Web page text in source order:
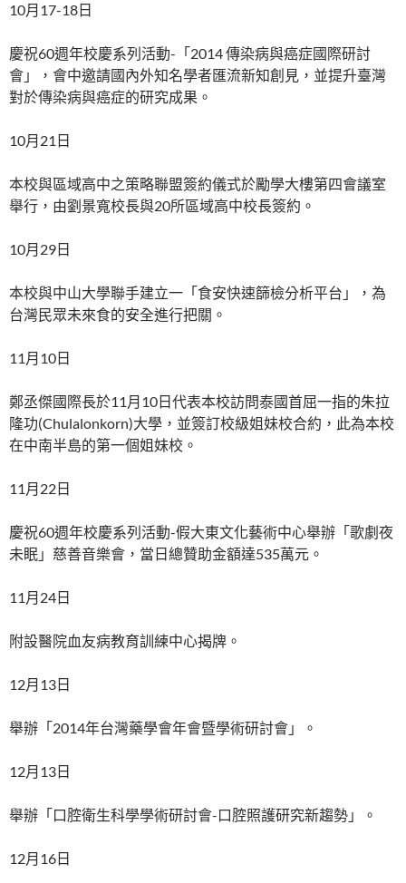
10月17-18日
慶祝60週年校慶系列活動-「2014 傳染病與癌症國際研討
會」，會中邀請國內外知名學者匯流新知創見，並提升臺灣
對於傳染病與癌症的研究成果。
10月21日
本校與區域高中之策略聯盟簽約儀式於勵學大樓第四會議室
舉行，由劉景寬校長與20所區域高中校長簽約。
10月29日
本校與中山大學聯手建立一「食安快速篩檢分析平台」，為
台灣民眾未來食的安全進行把關。
11月10日
鄭丞傑國際長於11月10日代表本校訪問泰國首屈一指的朱拉
隆功(Chulalonkorn)大學，並簽訂校級姐妹校合約，此為本校
在中南半島的第一個姐妹校。
11月22日
慶祝60週年校慶系列活動-假大東文化藝術中心舉辦「歌劇夜
未眠」慈善音樂會，當日總贊助金額達535萬元。
11月24日
附設醫院血友病教育訓練中心揭牌。
12月13日
舉辦「2014年台灣藥學會年會暨學術研討會」。
12月13日
舉辦「口腔衛生科學學術研討會-口腔照護研究新趨勢」。
12月16日